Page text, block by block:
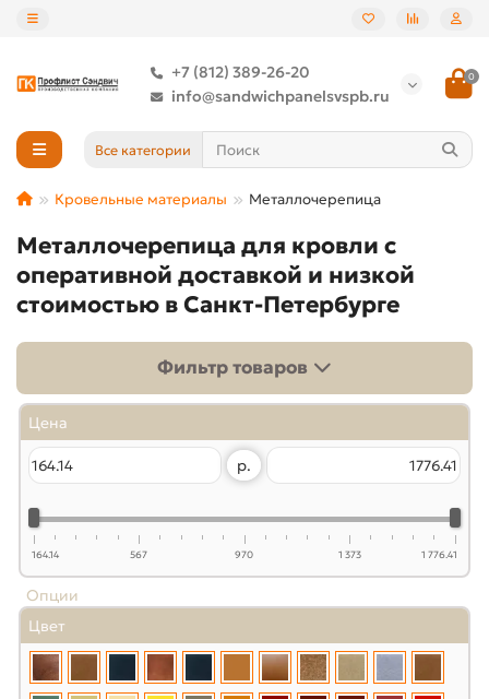
+7 (812) 389-26-20
info@sandwichpanelsvspb.ru
0
Все категории
Кровельные материалы Металлочерепица
Металлочерепица для кровли с
оперативной доставкой и низкой
стоимостью в Санкт-Петербурге
Фильтр товаров
Цена
р.
164.14 567 970 1 373 1 776.41
Опции
Цвет